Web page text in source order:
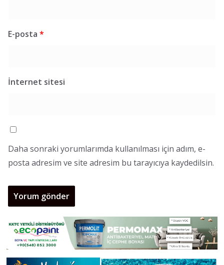
E-posta *
İnternet sitesi
Daha sonraki yorumlarımda kullanılması için adım, e-
posta adresim ve site adresim bu tarayıcıya kaydedilsin.